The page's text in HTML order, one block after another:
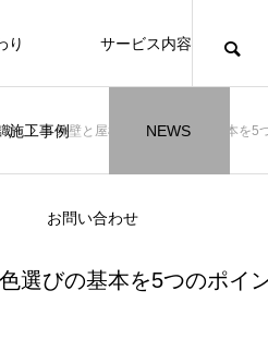
り サービス内容
施工事例 NEWS
お問い合わせ
外壁と屋根塗装の色選びの基本を5
選びの基本を5つのポイ